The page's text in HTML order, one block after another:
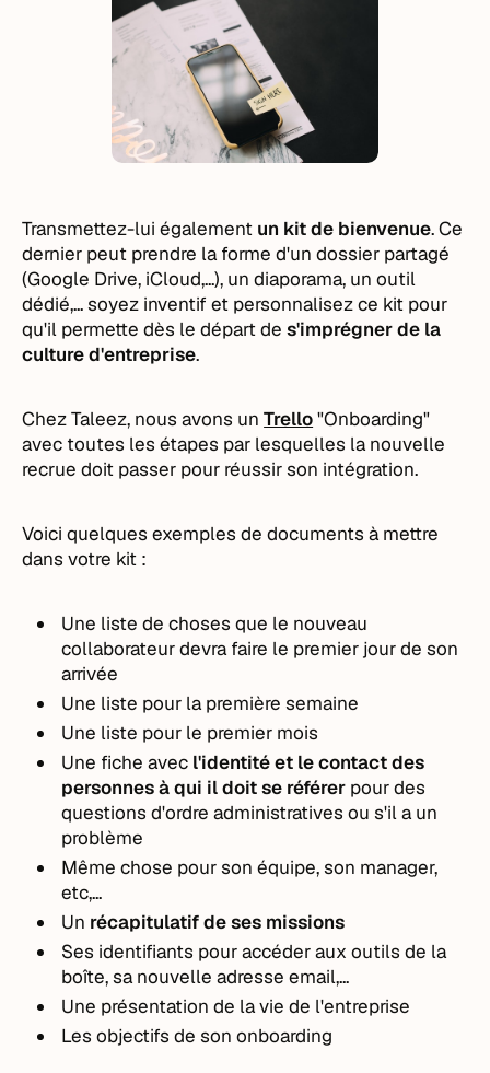
Transmettez-lui également un kit de bienvenue. Ce
dernier peut prendre la forme d'un dossier partagé
(Google Drive, iCloud,...), un diaporama, un outil
dédié,... soyez inventif et personnalisez ce kit pour
qu'il permette dès le départ des'imprégner de la
culture d'entreprise.
Chez Taleez, nous avons unTrello"Onboarding"
avec toutes les étapes par lesquelles la nouvelle
recrue doit passer pour réussir son intégration.
Voici quelques exemples de documents à mettre
dans votre kit :
Une liste de choses que le nouveau
collaborateur devra faire le premier jour de son
arrivée
Une liste pour la première semaine
Une liste pour le premier mois
Une fiche avec l'identité et le contact des
personnes à qui il doit se référer pour des
questions d'ordre administratives ou s'il a un
problème
Même chose pour son équipe, son manager,
etc,...
Un récapitulatif de ses missions
Ses identifiants pour accéder aux outils de la
boîte, sa nouvelle adresse email,...
Une présentation de la vie de l'entreprise
Les objectifs de son onboarding